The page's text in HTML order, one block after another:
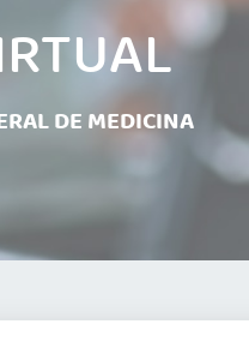
DE MEDICINA